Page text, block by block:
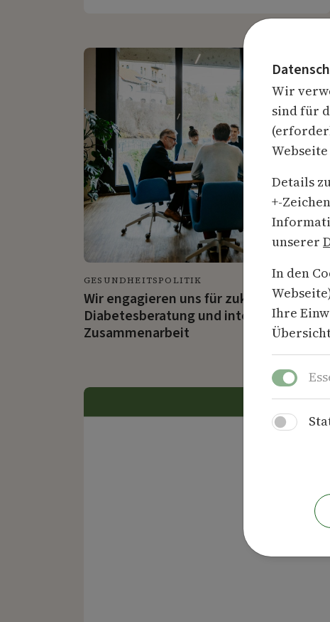
GESUNDHEITSPOLITIK
Wir engagieren uns für
Diabetesberatung und
Zusammenarbeit
Wir
sind für
Details
+-
unserer
In den
Ihre